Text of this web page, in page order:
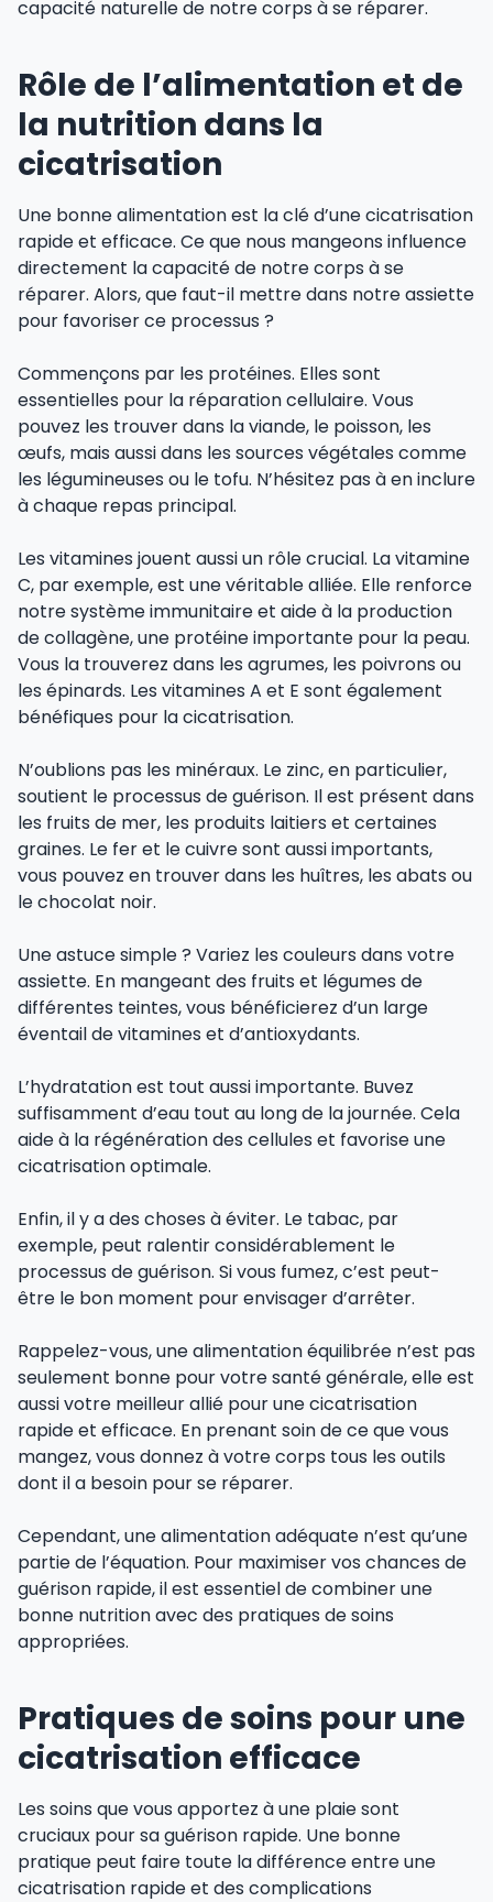
capacité naturelle de notre corps à se réparer.
Rôle de l’alimentation et de
la nutrition dans la
cicatrisation
Une bonne alimentation est la clé d’une cicatrisation
rapide et efficace. Ce que nous mangeons influence
directement la capacité de notre corps à se
réparer. Alors, que faut-il mettre dans notre assiette
pour favoriser ce processus ?
Commençons par les protéines. Elles sont
essentielles pour la réparation cellulaire. Vous
pouvez les trouver dans la viande, le poisson, les
œufs, mais aussi dans les sources végétales comme
les légumineuses ou le tofu. N’hésitez pas à en inclure
à chaque repas principal.
Les vitamines jouent aussi un rôle crucial. La vitamine
C, par exemple, est une véritable alliée. Elle renforce
notre système immunitaire et aide à la production
de collagène, une protéine importante pour la peau.
Vous la trouverez dans les agrumes, les poivrons ou
les épinards. Les vitamines A et E sont également
bénéfiques pour la cicatrisation.
N’oublions pas les minéraux. Le zinc, en particulier,
soutient le processus de guérison. Il est présent dans
les fruits de mer, les produits laitiers et certaines
graines. Le fer et le cuivre sont aussi importants,
vous pouvez en trouver dans les huîtres, les abats ou
le chocolat noir.
Une astuce simple ? Variez les couleurs dans votre
assiette. En mangeant des fruits et légumes de
différentes teintes, vous bénéficierez d’un large
éventail de vitamines et d’antioxydants.
L’hydratation est tout aussi importante. Buvez
suffisamment d’eau tout au long de la journée. Cela
aide à la régénération des cellules et favorise une
cicatrisation optimale.
Enfin, il y a des choses à éviter. Le tabac, par
exemple, peut ralentir considérablement le
processus de guérison. Si vous fumez, c’est peut-
être le bon moment pour envisager d’arrêter.
Rappelez-vous, une alimentation équilibrée n’est pas
seulement bonne pour votre santé générale, elle est
aussi votre meilleur allié pour une cicatrisation
rapide et efficace. En prenant soin de ce que vous
mangez, vous donnez à votre corps tous les outils
dont il a besoin pour se réparer.
Cependant, une alimentation adéquate n’est qu’une
partie de l’équation. Pour maximiser vos chances de
guérison rapide, il est essentiel de combiner une
bonne nutrition avec des pratiques de soins
appropriées.
Pratiques de soins pour une
cicatrisation efficace
Les soins que vous apportez à une plaie sont
cruciaux pour sa guérison rapide. Une bonne
pratique peut faire toute la différence entre une
cicatrisation rapide et des complications